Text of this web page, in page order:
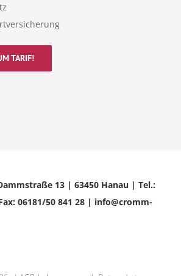
TARIF!
13 | 63450 Hanau | Tel.:
06181/50 841 28 | info@cromm-